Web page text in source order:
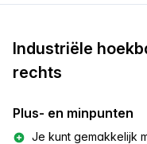
Industriële
rechts
Plus- en minpunten
Je kunt gemakkelijk